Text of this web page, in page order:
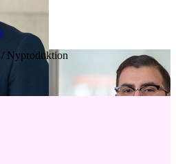
/ Nyproduktion